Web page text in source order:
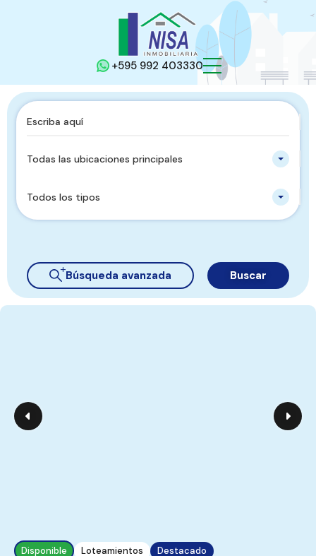
+595 992 403330
Todas las ubicaciones principales
Todos los tipos
Búsqueda avanzada Buscar
Disponible Loteamientos Destacado